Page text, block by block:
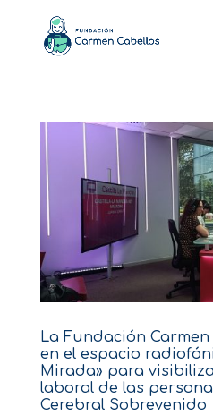
La Fundación
en el espacio
Mirada» para
laboral de las
Cerebral Sobrevenido